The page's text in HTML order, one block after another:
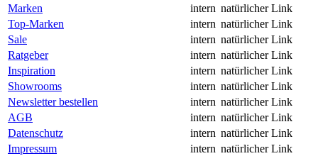
Marken
intern natürlicher Link
Top-Marken
intern natürlicher Link
Sale
intern natürlicher Link
Ratgeber
intern natürlicher Link
Inspiration
intern natürlicher Link
Showrooms
intern natürlicher Link
Newsletter bestellen
intern natürlicher Link
AGB
intern natürlicher Link
Datenschutz
intern natürlicher Link
Impressum
intern natürlicher Link